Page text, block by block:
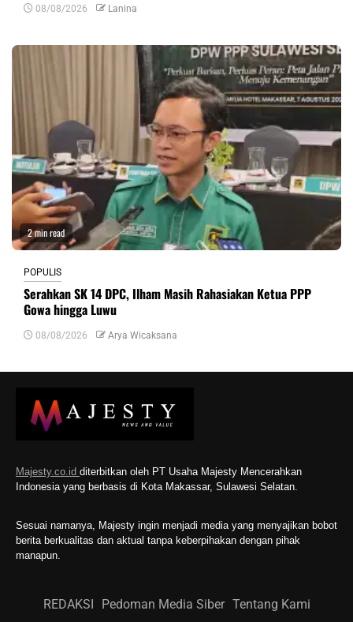
08/08/2026 Lanina
2 min read
POPULIS
Serahkan SK 14 DPC, Ilham Masih Rahasiakan Ketua PPP
Gowa hingga Luwu
08/08/2026 Arya Wicaksana
Majesty.co.id diterbitkan oleh PT Usaha Majesty Mencerahkan
Indonesia yang berbasis di Kota Makassar, Sulawesi Selatan.
Sesuai namanya, Majesty ingin menjadi media yang menyajikan bobot
berita berkualitas dan aktual tanpa keberpihakan dengan pihak
manapun.
REDAKSI Pedoman Media Siber Tentang Kami